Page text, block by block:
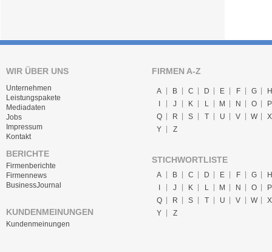
WIR ÜBER UNS
Unternehmen
Leistungspakete
Mediadaten
Jobs
Impressum
Kontakt
BERICHTE
Firmenberichte
Firmennews
BusinessJournal
KUNDENMEINUNGEN
Kundenmeinungen
FIRMEN A-Z
A B C D E F G
H
J K L M N O
P
Q
R S T U V W
X
Y
Z
STICHWORTLISTE
A B C D E F G
H
J K L M N O
P
Q
R S T U V W
X
Y
Z